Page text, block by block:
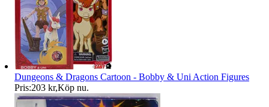
Dungeons & Dragons Cartoon - Bobby & Uni Action Figures
Pris:203 kr,Köp nu.